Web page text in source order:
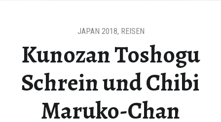
Kunozan Toshogu
Schrein und Chibi
Maruko-Chan
JAPAN 2018, REISEN